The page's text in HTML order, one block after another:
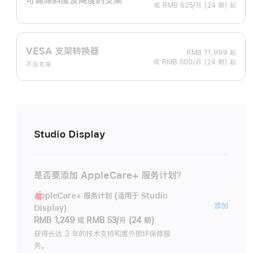
或 RMB 625/月 (24 期) 起
VESA 支架转换器
不含支架
RMB 11,999 起
或 RMB 500/月 (24 期) 起
Studio Display
是否要添加 AppleCare+ 服务计划？
AppleCare+ 服务计划 (适用于 Studio
Display)
RMB 1,249 或 RMB 53/月 (24 期)
获得长达 3 年的技术支持和意外损坏保修服
务。
添加